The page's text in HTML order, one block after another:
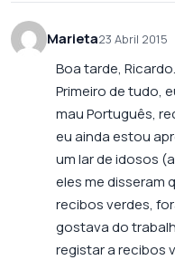
Marieta23 Abril 2015
Boa tarde, Ricardo.
Primeiro de tudo,
mau Português,
eu ainda estou
um lar de idosos
eles me disseram
recibos verdes,
gostava do
registar a recibos